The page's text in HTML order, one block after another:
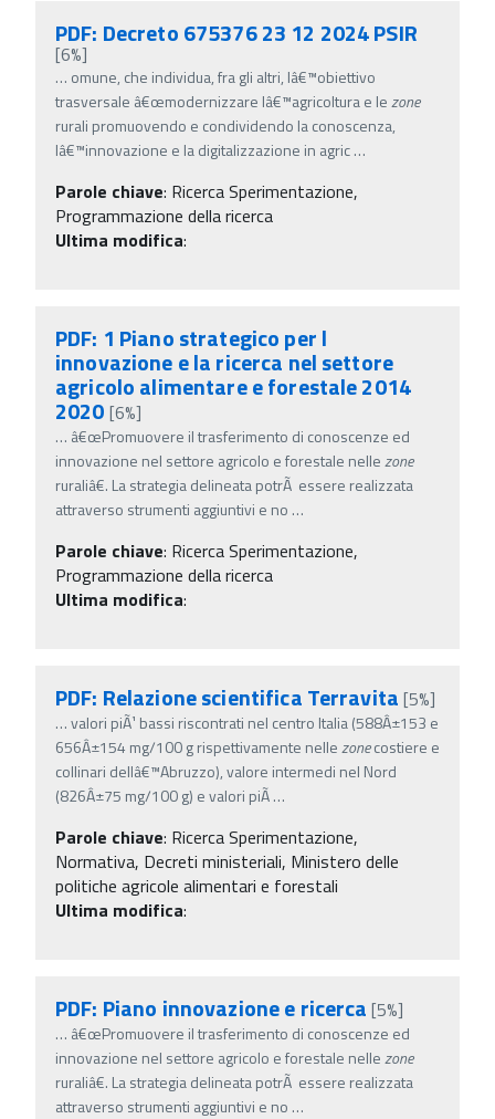
PDF: Decreto 675376 23 12 2024 PSIR
[6%]
… omune, che individua, fra gli altri, lâ€™obiettivo
trasversale â€œmodernizzare lâ€™agricoltura e lezone
rurali promuovendo e condividendo la conoscenza,
lâ€™innovazione e la digitalizzazione in agric…
Parole chiave: Ricerca Sperimentazione,
Programmazione della ricerca
Ultima modifica:
PDF: 1 Piano strategico per l
innovazione e la ricerca nel settore
agricolo alimentare e forestale 2014
2020 [6%]
… â€œPromuovere il trasferimento di conoscenze ed
innovazione nel settore agricolo e forestale nellezone
ruraliâ€. La strategia delineata potrÃ essere realizzata
attraverso strumenti aggiuntivi e no …
Parole chiave: Ricerca Sperimentazione,
Programmazione della ricerca
Ultima modifica:
PDF: Relazione scientifica Terravita [5%]
…valori piÃ¹ bassi riscontrati nel centro Italia (588Â±153 e
656Â±154 mg/100 g rispettivamente nellezonecostiere e
collinari dellâ€™Abruzzo), valore intermedi nel Nord
(826Â±75 mg/100 g) e valori piÃ…
Parole chiave: Ricerca Sperimentazione,
Normativa, Decreti ministeriali, Ministero delle
politiche agricole alimentari e forestali
Ultima modifica:
PDF: Piano innovazione e ricerca [5%]
… â€œPromuovere il trasferimento di conoscenze ed
innovazione nel settore agricolo e forestale nellezone
ruraliâ€. La strategia delineata potrÃ essere realizzata
attraverso strumenti aggiuntivi e no …